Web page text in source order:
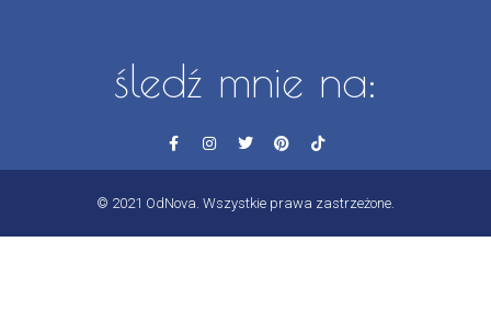
śledź mnie na:
© 2021 OdNova. Wszystkie prawa zastrzeżone.